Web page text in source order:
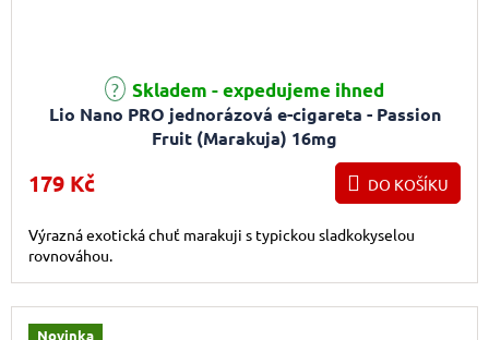
Lio Nano PRO jednorázová e-cigareta - Passion
Fruit (Marakuja) 16mg
Skladem - expedujeme ihned
179 Kč DO KOŠÍKU
Výrazná exotická chuť marakuji s typickou sladkokyselou
rovnováhou.
Novinka